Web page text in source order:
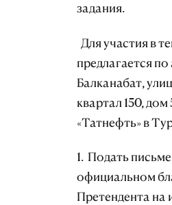
задания.
Для участия в
предлагается по
Балканабат,
квартал 150,
«Татнефть» в
1. Подать
официальном
Претендента на